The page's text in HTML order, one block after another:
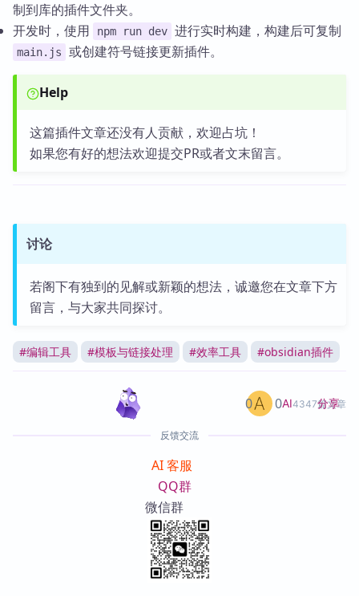
制到库的插件文件夹。
开发时，使用
npm run dev 进行实时构建，构建后可复制
main.js 或创建符号链接更新插件。
Help
这篇插件文章还没有人贡献，欢迎占坑！
如果您有好的想法欢迎提交PR或者文末留言。
讨论
若阁下有独到的见解或新颖的想法，诚邀您在文章下方
留言，与大家共同探讨。
#编辑工具 #模板与链接处理 #效率工具 #obsidian插件
AI4347篇文章
0 0 分享
反馈交流
AI 客服
QQ群
微信群